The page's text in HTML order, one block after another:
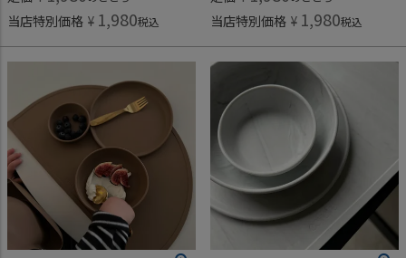
当店特別価格 ¥ 1,980税込 当店特別価格 ¥ 1,980税込